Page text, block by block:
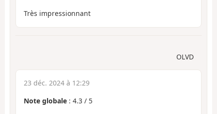
Très impressionnant
OLVD
23 déc. 2024 à 12:29
Note globale : 4.3 / 5